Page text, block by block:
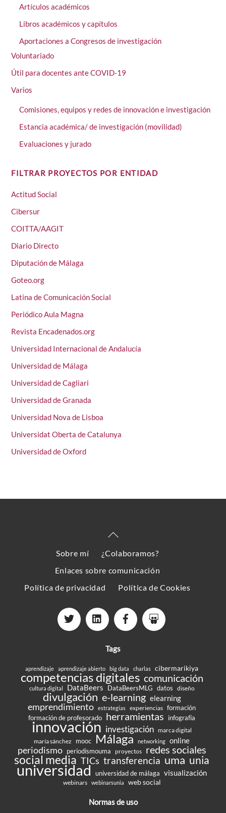
Artículos académicos
Libros académicos y capítulos
Aportaciones a Congresos de investigación
Voluntariado
Útil para docentes ante COVID-19
Varios
Comisiones, equipos y redes de innovación e investigación
Estancia académica/ de investigación (movilidad)
Evaluaciones y jurado
FILTRAR PROYECTOS POR ENTIDAD
Actitud Social
Cibersur
COITTA/AAGIT
Diario Directo
Diputación de Málaga
Goteo.org
Latina de Comunicación Social
Periódico Aula Magna
Revista Encadenados.org
Universidad Internacional de Andalucía
Universidad de Málaga
Universidad de Cagliari
Universidad de Granada
Universidad Nova de Lisboa
Universidat Oberta de Catalunya
Universidad de Oxford
Back
Top
Sobre mí
¿Colaboramos?
Enlaces sobre comunicación
Política de privacidad
Política de Cookies
Tags
aprendizaje aprendizaje abierto big data charlas cibermarikiya
competencias digitales comunicación
cultura digital DataBeers DataBeersMLG datos diseño
divulgación e-learning elearning
emprendimiento estrategias experiencias formación
formación de profesorado herramientas infografía
innovación investigación marca digital
maría sánchez
mooc Málaga networking online
periodismo periodismouma proyectos redes sociales
social media TICs transferencia uma unia
universidad universidad de málaga visualización
webinars webinarsunia web social
Normas de uso